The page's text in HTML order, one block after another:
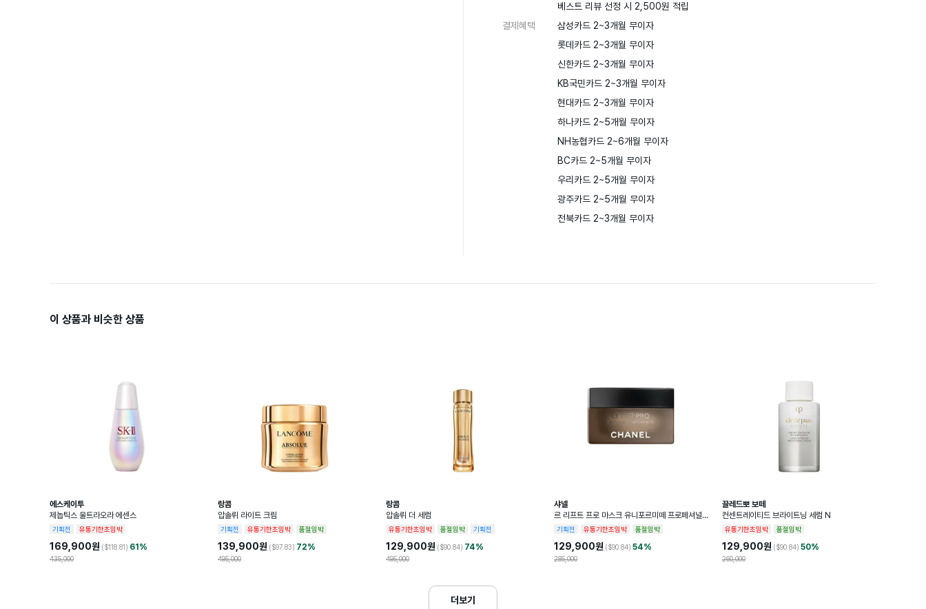
베스트 리뷰 선정 시 2,500원 적립
결제혜택
삼성카드 2~3개월 무이자
롯데카드 2~3개월 무이자
신한카드 2~3개월 무이자
KB국민카드 2~3개월 무이자
현대카드 2~3개월 무이자
하나카드 2~5개월 무이자
NH농협카드 2~6개월 무이자
BC카드 2~5개월 무이자
우리카드 2~5개월 무이자
광주카드 2~5개월 무이자
전북카드 2~3개월 무이자
이 상품과 비슷한 상품
에스케이투
제놉틱스 울트라오라 에센스
기획전 유통기한초임박
169,900원 ($118.81) 61 %
435,000
랑콤
압솔뤼 라이트 크림
기획전 유통기한초임박 품절임박
139,900원 ($97.83) 72%
495,000
랑콤
압솔뤼 더 세럼
유통기한초임박 품절임박 기획전
129,900원 ($90.84) 74%
495,000
샤넬
르 리프트 프로 마스크 유니포르미떼 프로페셔널
리프팅 마스크
기획전 유통기한초임박 품절임박
129,900원 ($90.84) 54%
285,000
끌레드뽀 보떼
컨센트레이티드 브라이트닝 세럼 N
유통기한초임박 품절임박
129,900원 ($90.84) 50%
260,000
더보기